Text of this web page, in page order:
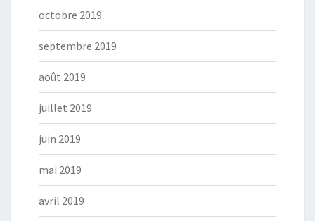
octobre 2019
septembre 2019
août 2019
juillet 2019
juin 2019
mai 2019
avril 2019